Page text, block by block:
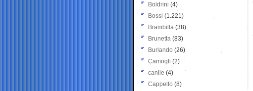
Boldrini (4)
Bossi (1.221)
Brambilla (38)
Brunetta (83)
Burlando (26)
Camogli (2)
canile (4)
Cappello (8)